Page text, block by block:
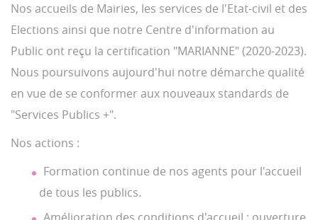
Nos accueils de Mairies, les services de l'Etat-civil et des
Elections ainsi que notre Centre d'information au
Public ont reçu la certification "MARIANNE" (2020-2023).
Nous poursuivons aujourd'hui notre démarche qualité
en vue de se conformer aux nouveaux standards de
"Services Publics +".
Nos actions :
Formation continue de nos agents pour l'accueil
de tous les publics.